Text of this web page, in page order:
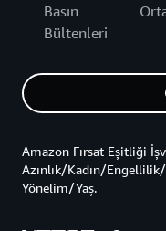
Basın
Bültenleri
Amazon Fırsat Eşitliği
Azınlık/Kadın/
Yönelim/Yaş.